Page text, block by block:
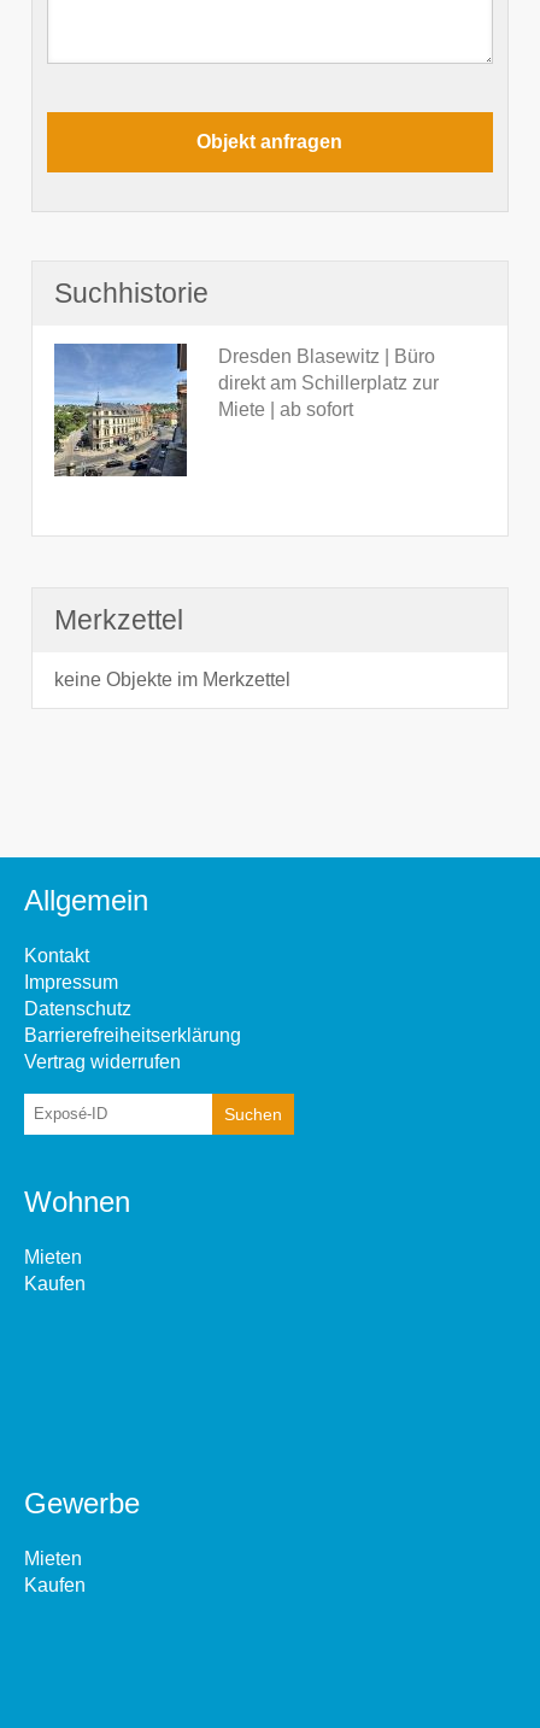
Suchhistorie
Dresden Blasewitz | Büro
direkt am Schillerplatz zur
Miete | ab sofort
Merkzettel
keine Objekte im Merkzettel
Allgemein
Kontakt
Impressum
Datenschutz
Barrierefreiheitserklärung
Vertrag widerrufen
Wohnen
Mieten
Kaufen
Gewerbe
Mieten
Kaufen